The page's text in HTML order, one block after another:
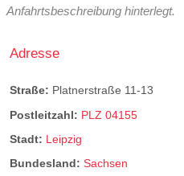
Anfahrtsbeschreibung hinterlegt.
Adresse
Straße: Platnerstraße 11-13
Postleitzahl: PLZ 04155
Stadt: Leipzig
Bundesland: Sachsen